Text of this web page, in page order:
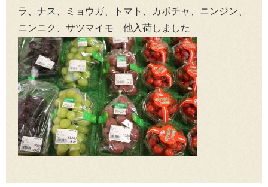
ラ、ナス、ミョウガ、トマト、カボチャ、ニンジン、
ニンニク、サツマイモ 他入荷しました